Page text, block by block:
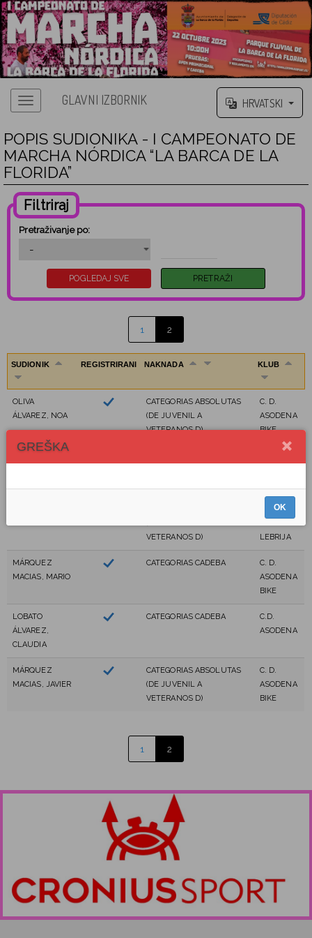
GLAVNI IZBORNIK HRVATSKI
POPIS SUDIONIKA - I CAMPEONATO DE
MARCHA NÓRDICA “LA BARCA DE LA
FLORIDA”
Filtriraj
Pretraživanje po:
1 2
SUDIONIK REGISTRIRANI NAKNADA KLUB
OLIVA
ÁLVAREZ, NOA
CATEGORIAS ABSOLUTAS
(DE JUVENIL A
VETERANOS D)
C. D.
ASODENA
BIKE
VETERANOS D)
ESCUCHA
LEBRIJA
MÁRQUEZ
MACIAS, MARIO
CATEGORIAS CADEBA
C. D.
ASODENA
BIKE
LOBATO
ÁLVAREZ,
CLAUDIA
CATEGORIAS CADEBA
C.D.
ASODENA
MÁRQUEZ
MACIAS, JAVIER
CATEGORIAS ABSOLUTAS
(DE JUVENIL A
VETERANOS D)
C. D.
ASODENA
BIKE
1 2
GREŠKA
OK